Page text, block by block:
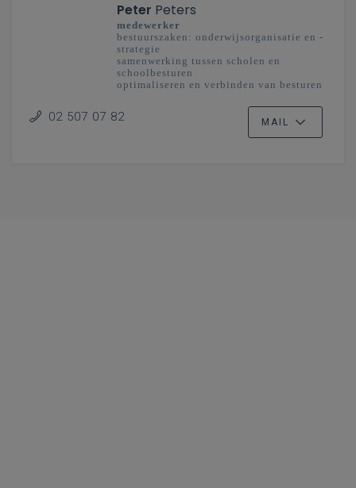
Peter Peters
medewerker
bestuurszaken: onderwijsorganisatie en -
strategie
samenwerking tussen scholen en
schoolbesturen
optimaliseren en verbinden van besturen
02 507 07 82 MAIL